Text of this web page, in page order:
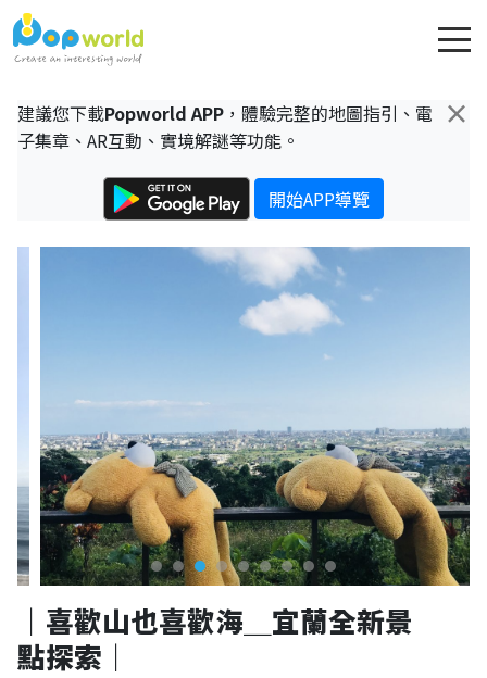
×
建議您下載Popworld APP ，體驗完整的地圖指引、電
子集章、AR互動、實境解謎等功能。
開始APP導覽
｜喜歡山也喜歡海＿宜蘭全新景
點探索｜